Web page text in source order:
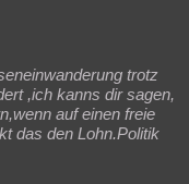
trotz
,ich kanns dir sagen,
auf einen freie
das den Lohn.Politik